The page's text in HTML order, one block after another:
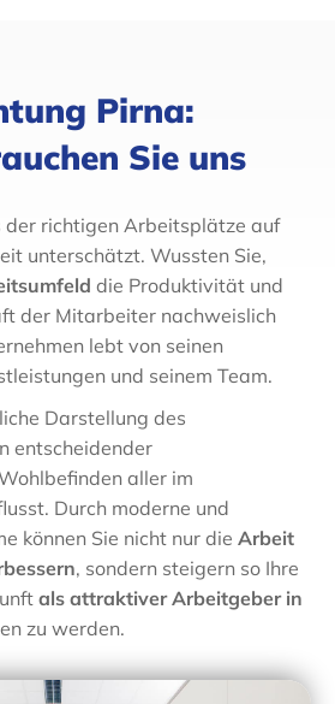
Pirna:
Sie uns
der richtigen Arbeitsplätze auf
unterschätzt. Wussten Sie,
die Produktivität und
der Mitarbeiter nachweislich
lebt von seinen
und seinem Team.
Darstellung des
entscheidender
aller im
Durch moderne und
können Sie nicht nur die Arbeit
, sondern steigern so Ihre
als attraktiver Arbeitgeber in
zu werden.